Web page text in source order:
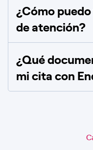
¿Cómo
de atención?
¿Qué
mi cita con